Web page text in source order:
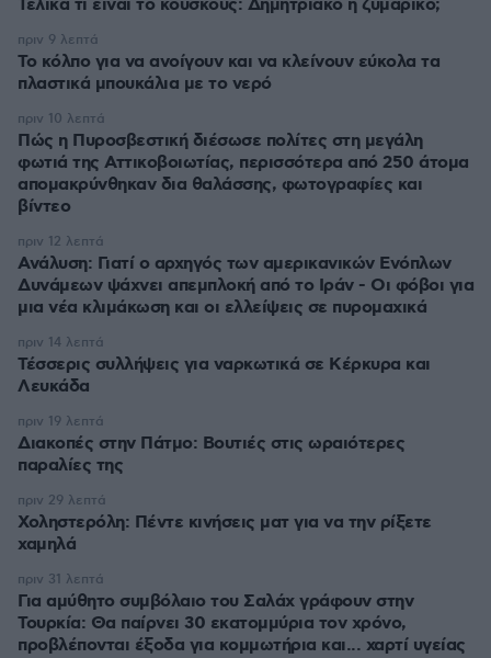
Τελικά τι είναι το κουσκούς: Δημητριακό ή ζυμαρικό;
Το κόλπο για να ανοίγουν και να κλείνουν εύκολα τα
πλαστικά μπουκάλια με το νερό
πριν 9 λεπτά
Πώς η Πυροσβεστική διέσωσε πολίτες στη μεγάλη
φωτιά της Αττικοβοιωτίας, περισσότερα από 250 άτομα
απομακρύνθηκαν δια θαλάσσης, φωτογραφίες και
βίντεο
πριν 10 λεπτά
Ανάλυση: Γιατί ο αρχηγός των αμερικανικών Ενόπλων
Δυνάμεων ψάχνει απεμπλοκή από το Ιράν - Οι φόβοι για
μια νέα κλιμάκωση και οι ελλείψεις σε πυρομαχικά
πριν 12 λεπτά
Τέσσερις συλλήψεις για ναρκωτικά σε Κέρκυρα και
Λευκάδα
πριν 14 λεπτά
Διακοπές στην Πάτμο: Βουτιές στις ωραιότερες
παραλίες της
πριν 19 λεπτά
Χοληστερόλη: Πέντε κινήσεις ματ για να την ρίξετε
χαμηλά
πριν 29 λεπτά
Για αμύθητο συμβόλαιο του Σαλάχ γράφουν στην
Τουρκία: Θα παίρνει 30 εκατομμύρια τον χρόνο,
προβλέπονται έξοδα για κομμωτήρια και... χαρτί υγείας
πριν 31 λεπτά